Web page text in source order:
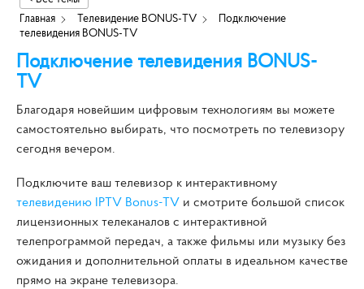
Главная
Телевидение BONUS-TV
Подключение
телевидения BONUS-TV
Подключение телевидения BONUS-
TV
Благодаря новейшим цифровым технологиям вы можете
самостоятельно выбирать, что посмотреть по телевизору
сегодня вечером.
Подключите ваш телевизор к интерактивному
телевидению IPTV Bonus-TV и смотрите большой список
лицензионных телеканалов с интерактивной
телепрограммой передач, а также фильмы или музыку без
ожидания и дополнительной оплаты в идеальном качестве
прямо на экране телевизора.